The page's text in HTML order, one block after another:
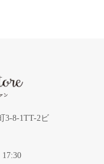
3-8-1TT-2ビ